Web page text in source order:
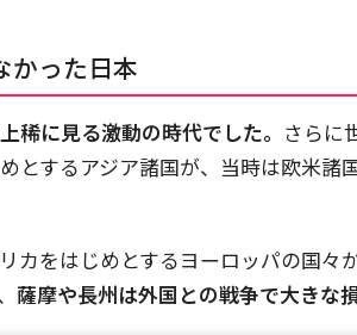
かった日本
稀に見る激動の時代でした。 さらに
とするアジア諸国が、当時は欧米諸
カをはじめとするヨーロッパの国々
薩摩や長州は外国との戦争で大きな